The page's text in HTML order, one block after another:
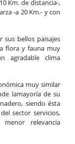
Km. de distancia-,
-a 20 Km.- y con
bellos paisajes
flora y fauna muy
agradable clima
muy similar
lamayoría de su
siendo ésta
sector servicios,
relevancia